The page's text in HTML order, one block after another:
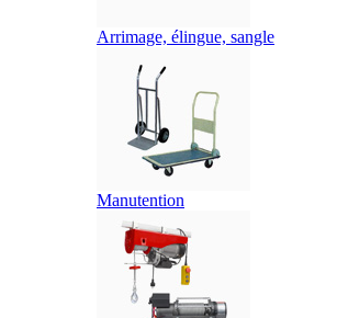
Arrimage, élingue, sangle
Manutention